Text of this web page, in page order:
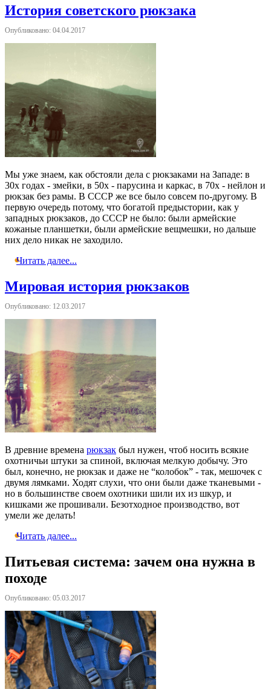
История советского рюкзака
Опубликовано: 04.04.2017
Мы уже знаем, как обстояли дела с рюкзаками на Западе: в
30х годах - змейки, в 50х - парусина и каркас, в 70х - нейлон и
рюкзак без рамы. В СССР же все было совсем по-другому. В
первую очередь потому, что богатой предыстории, как у
западных рюкзаков, до СССР не было: были армейские
кожаные планшетки, были армейские вещмешки, но дальше
них дело никак не заходило.
Читать далее...
Мировая история рюкзаков
Опубликовано: 12.03.2017
В древние времена рюкзак был нужен, чтоб носить всякие
охотничьи штуки за спиной, включая мелкую добычу. Это
был, конечно, не рюкзак и даже не “колобок” - так, мешочек с
двумя лямками. Ходят слухи, что они были даже тканевыми -
но в большинстве своем охотники шили их из шкур, и
кишками же прошивали. Безотходное производство, вот
умели же делать!
Читать далее...
Питьевая система: зачем она нужна в
походе
Опубликовано: 05.03.2017